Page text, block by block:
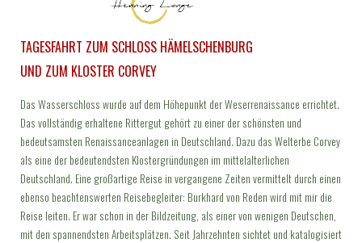
TAGESFAHRT ZUM SCHLOSS HÄMELSCHENBURG
UND ZUM KLOSTER CORVEY
Das Wasserschloss wurde auf dem Höhepunkt der Weserrenaissance errichtet.
Das vollständig erhaltene Rittergut gehört zu einer der schönsten und
bedeutsamsten Renaissanceanlagen in Deutschland. Dazu das Welterbe Corvey
als eine der bedeutendsten Klostergründungen im mittelalterlichen
Deutschland. Eine großartige Reise in vergangene Zeiten vermittelt durch einen
ebenso beachtenswerten Reisebegleiter: Burkhard von Reden wird mit mir die
Reise leiten. Er war schon in der Bildzeitung, als einer von wenigen Deutschen,
mit den spannendsten Arbeitsplätzen. Seit Jahrzehnten sichtet und katalogisiert